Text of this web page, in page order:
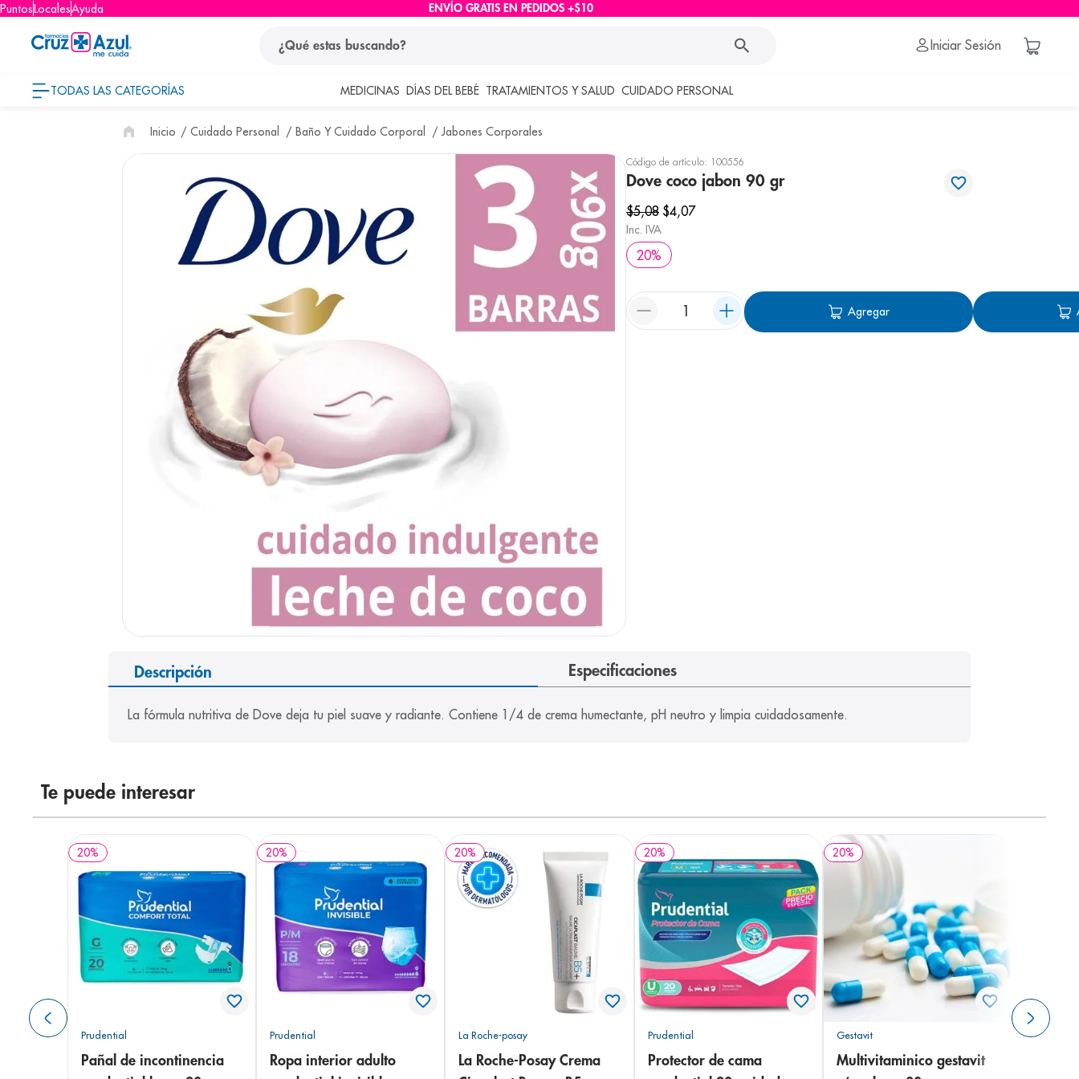
PuntosLocalesAyuda ENVÍO GRATIS EN PEDIDOS +$10
Iniciar Sesión
TODAS LAS CATEGORÍAS MEDICINAS DÍAS DEL BEBÉ TRATAMIENTOS Y SALUD CUIDADO PERSONAL
Cuidado Personal Baño Y Cuidado Corporal Jabones Corporales
Código de artículo: 100556
Dove coco jabon 90 gr
$5,08 $4,07
Inc. IVA
20%
Agregar
Descripción Especificaciones
La fórmula nutritiva de Dove deja tu piel suave y radiante. Contiene 1/4 de crema humectante, pH neutro y limpia cuidadosamente.
Te puede interesar
20%
Prudential
Pañal de incontinencia
20%
Prudential
Ropa interior adulto
20%
La Roche-posay
La Roche-Posay Crema
20%
Prudential
Protector de cama
20%
Gestavit
Multivitaminico gestavit
términos más buscados
. protector solar
4 cerave
nivea
bioderma
8. panolini
desodorante